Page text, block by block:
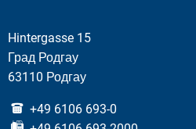
Hintergasse 15
Град Родгау
63110 Родгау
+49 6106 693-0